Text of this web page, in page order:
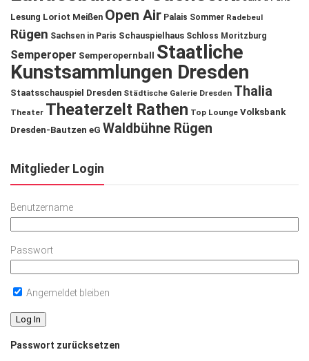
Lesung Loriot Meißen Open Air Palais Sommer Radebeul
Rügen Sachsen in Paris Schauspielhaus Schloss Moritzburg
Semperoper Semperopernball
Staatliche
Kunstsammlungen Dresden
Staatsschauspiel Dresden Städtische Galerie Dresden Thalia
Theater Theaterzelt Rathen Top Lounge Volksbank
Dresden-Bautzen eG Waldbühne Rügen
Mitglieder Login
Benutzername
Passwort
Angemeldet bleiben
Passwort zurücksetzen